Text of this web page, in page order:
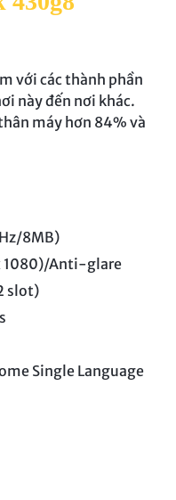
với các thành phần
này đến nơi khác.
máy hơn 84% và
8MB)
1080)/Anti-glare
slot)
Single Language